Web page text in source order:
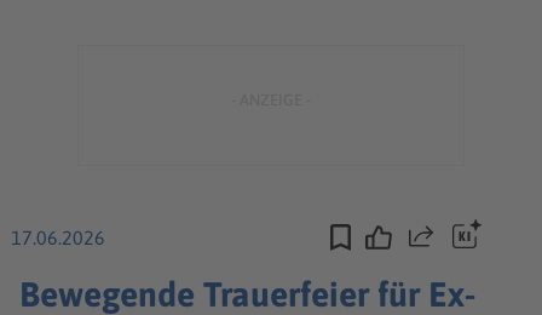
17.06.2026 Teilen
Bewegende Trauerfeier für Ex-